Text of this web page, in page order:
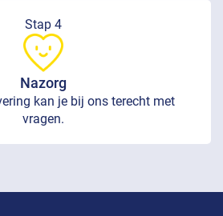
Stap 4
Nazorg
kan je bij ons terecht met
vragen.